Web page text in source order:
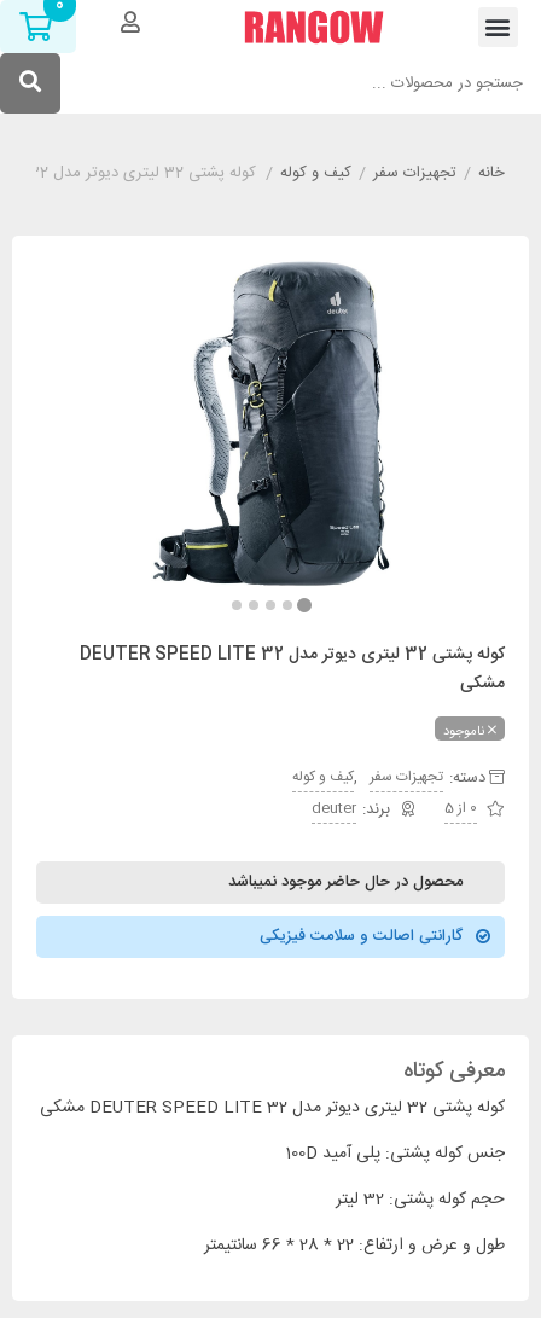
خانه/ تجهیزات سفر/ کیف و کوله/ کوله پشتی 32 لیتری دیوتر مدل DEUTER SPEED LITE 32 مشکی
کوله پشتی 32 لیتری دیوتر مدل DEUTER SPEED LITE 32
مشکی
ناموجود
دسته: تجهیزات سفر , کیف و کوله
0 از 5
deuter
محصول در حال حاضر موجود نمیباشد
گارانتی اصالت و سلامت فیزیکی
معرفی کوتاه
کوله پشتی 32 لیتری دیوتر مدل DEUTER SPEED LITE 32 مشکی
جنس کوله پشتی: پلی آمید 100D
حجم کوله پشتی: 32 لیتر
طول و عرض و ارتفاع: 22 * 28 * 66 سانتیمتر